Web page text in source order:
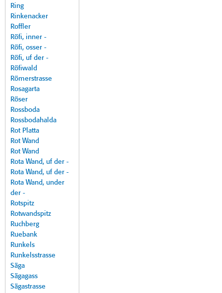
Ring
Rinkenacker
Roffler
Röfi, inner -
Röfi, osser -
Röfi, uf der -
Röfiwald
Römerstrasse
Rosagarta
Röser
Rossboda
Rossbodahalda
Rot Platta
Rot Wand
Rot Wand
Rota Wand, uf der -
Rota Wand, uf der -
Rota Wand, under
der -
Rotspitz
Rotwandspitz
Ruchberg
Ruebank
Runkels
Runkelsstrasse
Säga
Sägagass
Sägastrasse